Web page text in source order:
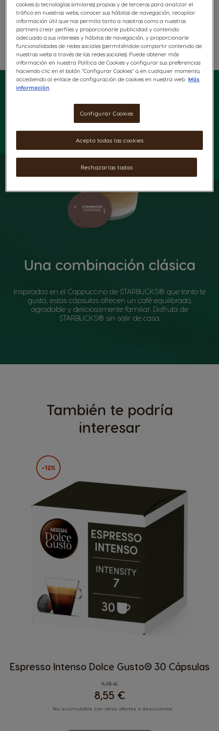
Lista De Deseos
Lista De Deseos
Una combinación clásica
Inspiradas en el Cappuccino de STARBUCKS® que tanto te
gusta, estas cápsulas ofrecen un café equilibrado,
agradable y deliciosamente familiar. Disfruta de
STARBUCKS® sin salir de casa.
También te podría
interesar
-12%
Espresso Intenso Dolce Gusto® 30 Cápsulas
9,75 €
8,55 €
No acumulable con otras ofertas o descuentos
cookies (o tecnologías similares) propias y de terceros para analizar el
tráfico en nuestras webs, conocer sus hábitos de navegación, recopilar
información útil que nos permita tanto a nosotros como a nuestros
partners crear perfiles y proporcionarle publicidad y contenido
adecuado a sus intereses y hábitos de navegación, y proporcionarle
funcionalidades de redes sociales (permitiéndole compartir contenido de
nuestras webs a través de las redes sociales). Puede obtener más
información en nuestra Política de Cookies y configurar sus preferencias
haciendo clic en el botón “Configurar Cookies” o, en cualquier momento,
accediendo al enlace de configuración de cookies en nuestra web. Más
información
Configurar Cookies
Rechazarlas todas
Acepto todas las cookies